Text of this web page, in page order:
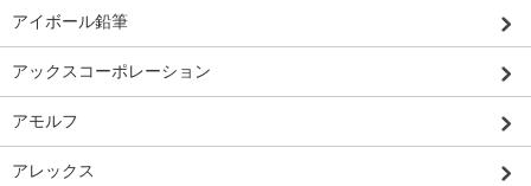
アイボール鉛筆
アックスコーポレーション
アモルフ
アレックス